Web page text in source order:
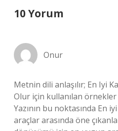
10 Yorum
Onur
Metnin dili anlaşılır; En Iyi
Olur için kullanılan örnekler
Yazının bu noktasında En
araçlar arasında öne